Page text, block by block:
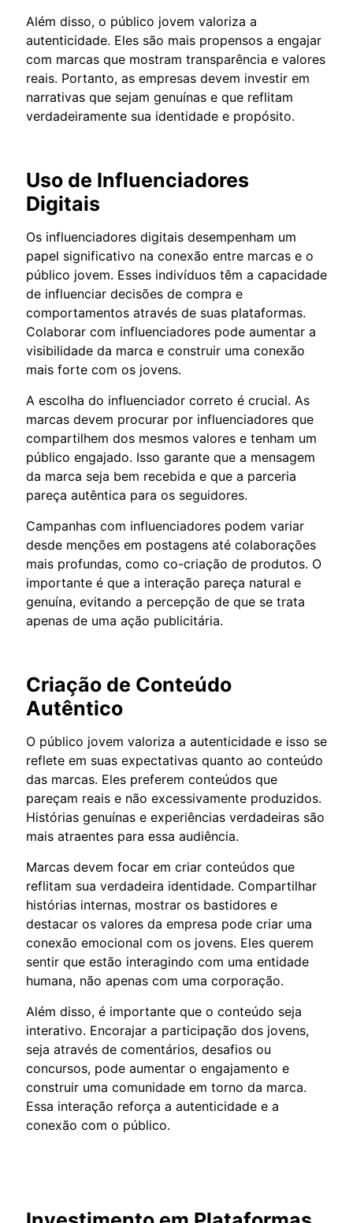
Além disso, o público jovem valoriza a
autenticidade. Eles são mais propensos a engajar
com marcas que mostram transparência e valores
reais. Portanto, as empresas devem investir em
narrativas que sejam genuínas e que reflitam
verdadeiramente sua identidade e propósito.
Uso de Influenciadores
Digitais
Os influenciadores digitais desempenham um
papel significativo na conexão entre marcas e o
público jovem. Esses indivíduos têm a capacidade
de influenciar decisões de compra e
comportamentos através de suas plataformas.
Colaborar com influenciadores pode aumentar a
visibilidade da marca e construir uma conexão
mais forte com os jovens.
A escolha do influenciador correto é crucial. As
marcas devem procurar por influenciadores que
compartilhem dos mesmos valores e tenham um
público engajado. Isso garante que a mensagem
da marca seja bem recebida e que a parceria
pareça autêntica para os seguidores.
Campanhas com influenciadores podem variar
desde menções em postagens até colaborações
mais profundas, como co-criação de produtos. O
importante é que a interação pareça natural e
genuína, evitando a percepção de que se trata
apenas de uma ação publicitária.
Criação de Conteúdo
Autêntico
O público jovem valoriza a autenticidade e isso se
reflete em suas expectativas quanto ao conteúdo
das marcas. Eles preferem conteúdos que
pareçam reais e não excessivamente produzidos.
Histórias genuínas e experiências verdadeiras são
mais atraentes para essa audiência.
Marcas devem focar em criar conteúdos que
reflitam sua verdadeira identidade. Compartilhar
histórias internas, mostrar os bastidores e
destacar os valores da empresa pode criar uma
conexão emocional com os jovens. Eles querem
sentir que estão interagindo com uma entidade
humana, não apenas com uma corporação.
Além disso, é importante que o conteúdo seja
interativo. Encorajar a participação dos jovens,
seja através de comentários, desafios ou
concursos, pode aumentar o engajamento e
construir uma comunidade em torno da marca.
Essa interação reforça a autenticidade e a
conexão com o público.